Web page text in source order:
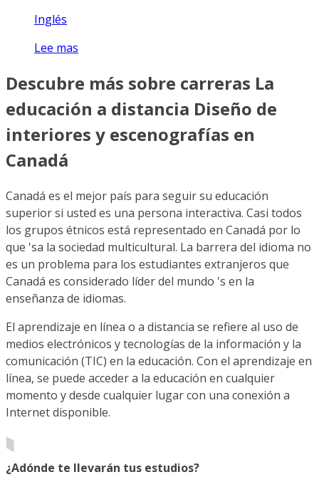
Inglés
Lee mas
Descubre más sobre carreras La
educación a distancia Diseño de
interiores y escenografías en
Canadá
Canadá es el mejor país para seguir su educación
superior si usted es una persona interactiva. Casi todos
los grupos étnicos está representado en Canadá por lo
que 'sa la sociedad multicultural. La barrera del idioma no
es un problema para los estudiantes extranjeros que
Canadá es considerado líder del mundo 's en la
enseñanza de idiomas.
El aprendizaje en línea o a distancia se refiere al uso de
medios electrónicos y tecnologías de la información y la
comunicación (TIC) en la educación. Con el aprendizaje en
línea, se puede acceder a la educación en cualquier
momento y desde cualquier lugar con una conexión a
Internet disponible.
¿Adónde te llevarán tus estudios?